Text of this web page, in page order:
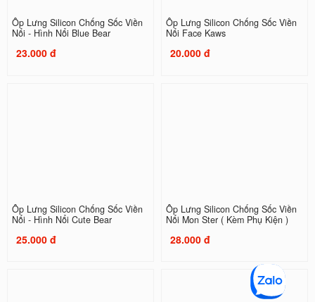
Ốp Lưng Silicon Chống Sốc Viền
Nổi - Hình Nổi Blue Bear
23.000 đ
Ốp Lưng Silicon Chống Sốc Viền
Nổi Face Kaws
20.000 đ
Ốp Lưng Silicon Chống Sốc Viền
Nổi - Hình Nổi Cute Bear
25.000 đ
Ốp Lưng Silicon Chống Sốc Viền
Nổi Mon Ster ( Kèm Phụ Kiện )
28.000 đ